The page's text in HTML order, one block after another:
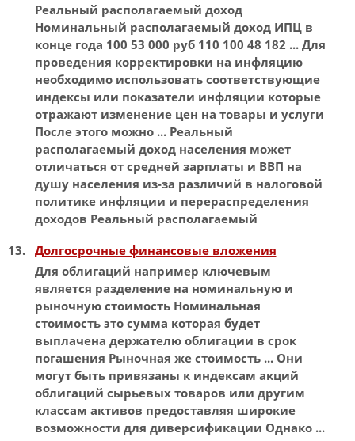
Реальный располагаемый доход
Номинальный располагаемый доход ИПЦ в
конце года 100 53 000 руб 110 100 48 182 ... Для
проведения корректировки на инфляцию
необходимо использовать соответствующие
индексы или показатели инфляции которые
отражают изменение цен на товары и услуги
После этого можно ... Реальный
располагаемый доход населения может
отличаться от средней зарплаты и ВВП на
душу населения из-за различий в налоговой
политике инфляции и перераспределения
доходов Реальный располагаемый
Долгосрочные финансовые вложения
Для облигаций например ключевым
является разделение на номинальнуюи
рыночную стоимость Номинальная
стоимость это сумма которая будет
выплачена держателю облигации в срок
погашения Рыночная же стоимость ... Они
могут быть привязаны к индексам акций
облигаций сырьевых товаров или другим
классам активов предоставляя широкие
возможности для диверсификации Однако ...